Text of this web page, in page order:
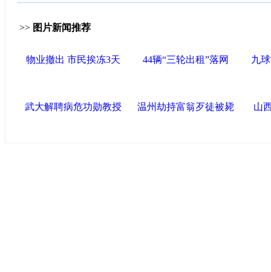
>> 图片新闻推荐
物业撤出 市民挨冻3天 44辆“三轮出租”落网 九
武大解聘病危功勋教授 温州劫持富翁歹徒被毙 山